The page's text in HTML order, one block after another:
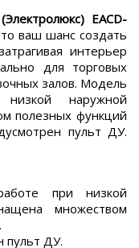
EACD-
ваш шанс создать
интерьер
для торговых
залов. Модель
наружной
полезных функций
пульт ДУ.
при низкой
множеством
пульт ДУ.